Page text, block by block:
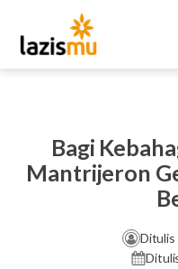
Bagi
Mantrijeron
Ditulis